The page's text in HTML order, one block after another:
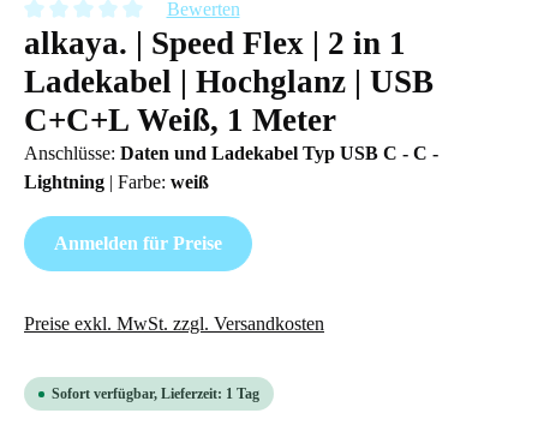
Durchschnittliche Bewertung von 0 von 5 Sternen
Bewerten
alkaya. | Speed Flex | 2 in 1
Ladekabel | Hochglanz | USB
C+C+L Weiß, 1 Meter
Anschlüsse: Daten und Ladekabel Typ USB C - C -
Lightning | Farbe: weiß
Anmelden für Preise
Preise exkl. MwSt. zzgl. Versandkosten
Sofort verfügbar, Lieferzeit: 1 Tag